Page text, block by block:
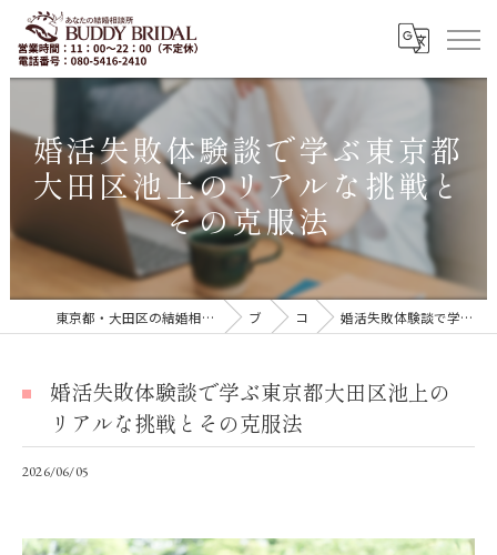
婚活失敗体験談で学ぶ東京都
大田区池上のリアルな挑戦と
その克服法
東京都・大田区の結婚相談所｜再婚・20代30代の婚活なら「BUDDY BRIDAL 東京」 ブログ コラム 婚活失敗体験談で学ぶ東京都大田区池上のリアルな挑戦とその克服法
婚活失敗体験談で学ぶ東京都大田区池上の
リアルな挑戦とその克服法
2026/06/05